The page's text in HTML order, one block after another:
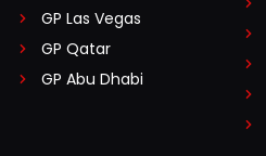
GP Las Vegas
GP Qatar
GP Abu Dhabi